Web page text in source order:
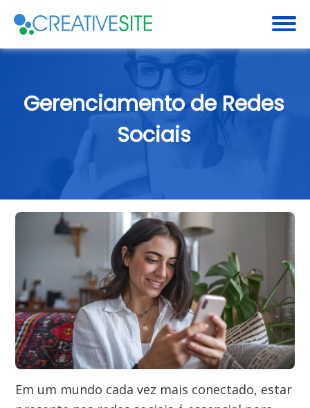
Gerenciamento de Redes
Sociais
Em um mundo cada vez mais conectado, estar